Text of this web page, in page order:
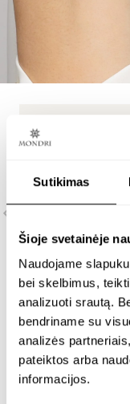
Sutikimas
Šioje svetainėje
Naudojame
bei skelbimus,
analizuoti srautą.
bendriname su
analizės
pateiktos arba
informacijos.
minimalistiniai
paauksuoti
8 mm geltonu
– golden lemon